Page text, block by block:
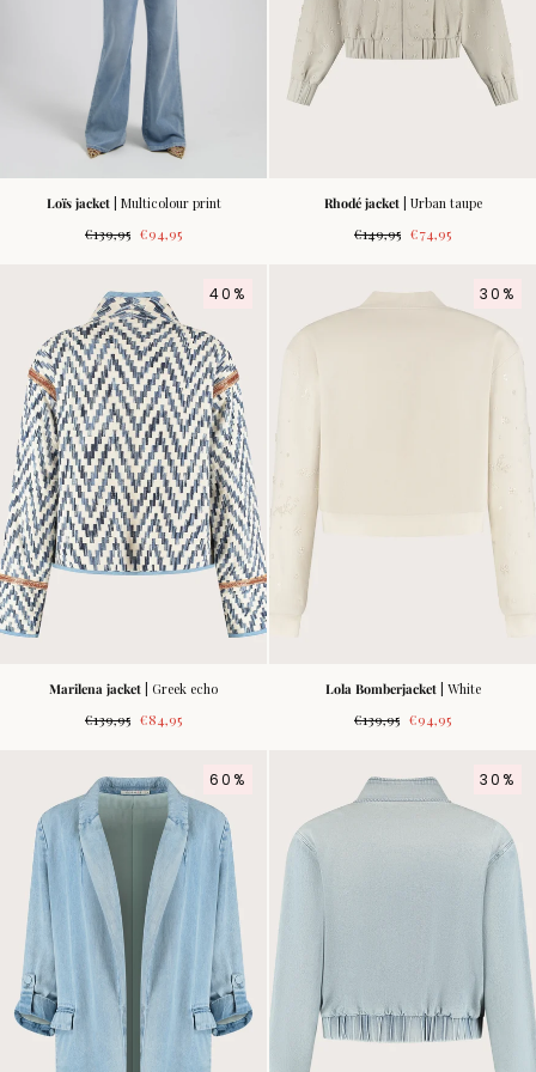
Loïs jacket | Multicolour print
Regular
€139,95 Sale
€94,95
Rhodé jacket | Urban taupe
Regular
€149,95 Sale
€74,95
40%
Marilena jacket | Greek echo
Regular
€139,95 Sale
€84,95
30%
Lola Bomberjacket | White
Regular
€139,95 Sale
€94,95
60% 30%